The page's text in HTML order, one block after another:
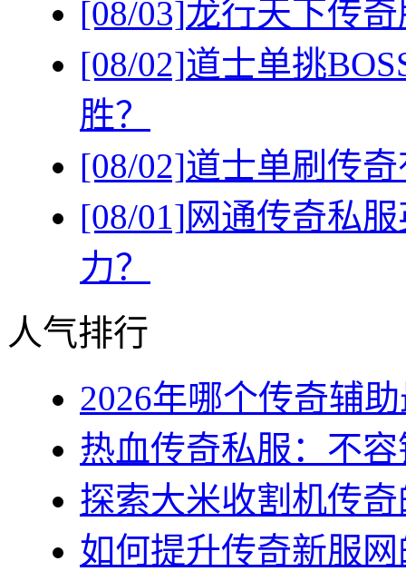
[08/03]龙行天下传
[08/02]道士单挑
胜？
[08/02]道士单刷传
[08/01]网通传奇私
力？
人气排行
2026年哪个传奇辅
热血传奇私服：不
探索大米收割机传
如何提升传奇新服